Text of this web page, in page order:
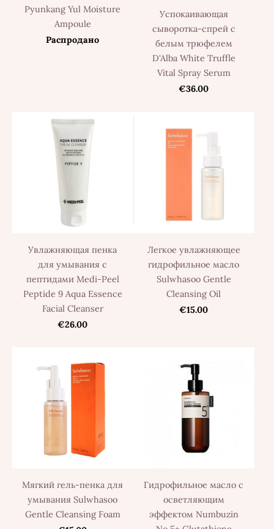
Pyunkang Yul Moisture
Ampoule
Распродано
Успокаивающая
сыворотка-спрей с
белым трюфелем
D'Alba White Truffle
Vital Spray Serum
€36.00
Увлажняющая пенка
для умывания с
пептидами Medi-Peel
Peptide 9 Aqua Essence
Facial Cleanser
€26.00
Легкое увлажняющее
гидрофильное масло
Sulwhasoo Gentle
Cleansing Oil
€15.00
Мягкий гель-пенка для
умывания Sulwhasoo
Gentle Cleansing Foam
Гидрофильное масло с
осветляющим
эффектом Numbuzin